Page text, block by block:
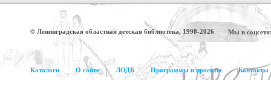
© Ленинградская областная детская библиотека, 1998-2026 Мы в
Каталоги О сайте ЛОДБ Программы и проекты Контакты